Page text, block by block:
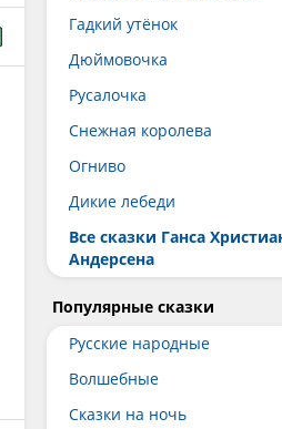
Гадкий утёнок
Дюймовочка
Русалочка
Снежная королева
Огниво
Дикие лебеди
Все сказки Ганса
Андерсена
Популярные сказки
Русские народные
Волшебные
Сказки на ночь